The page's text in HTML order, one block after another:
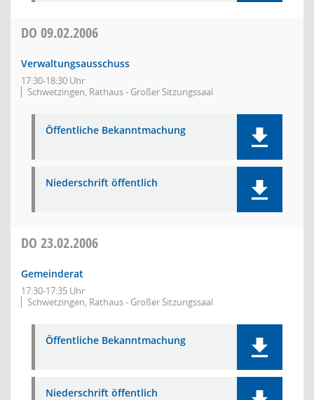
DO 09.02.2006
Verwaltungsausschuss
17:30-18:30 Uhr
Schwetzingen, Rathaus - Großer Sitzungssaal
Öffentliche Bekanntmachung
Niederschrift öffentlich
DO 23.02.2006
Gemeinderat
17:30-17:35 Uhr
Schwetzingen, Rathaus - Großer Sitzungssaal
Öffentliche Bekanntmachung
Niederschrift öffentlich